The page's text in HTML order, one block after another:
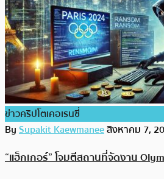
ข่าวคริปโตเคอเรนซี่
BySupakit Kaewmaneeสิงหาคม 7,
“แฮ็กเกอร์” โจมตีสถานที่จัดงาน